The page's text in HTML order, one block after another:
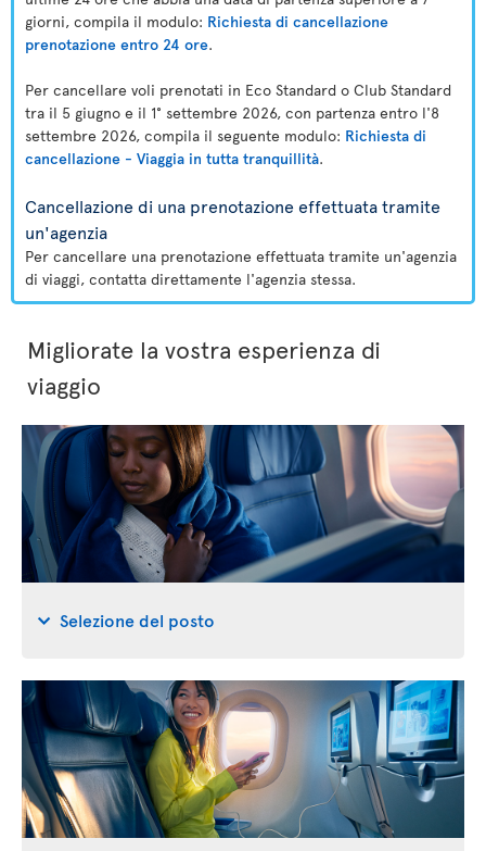
giorni, compila il modulo: Richiesta di cancellazione
prenotazione entro 24 ore.
Per cancellare voli prenotati in Eco Standard o Club Standard
tra il 5 giugno e il 1° settembre 2026, con partenza entro l'8
settembre 2026, compila il seguente modulo: Richiesta di
cancellazione - Viaggia in tutta tranquillità.
Cancellazione di una prenotazione effettuata tramite
un'agenzia
Per cancellare una prenotazione effettuata tramite un'agenzia
di viaggi, contatta direttamente l'agenzia stessa.
Migliorate la vostra esperienza di
viaggio
Selezione del posto